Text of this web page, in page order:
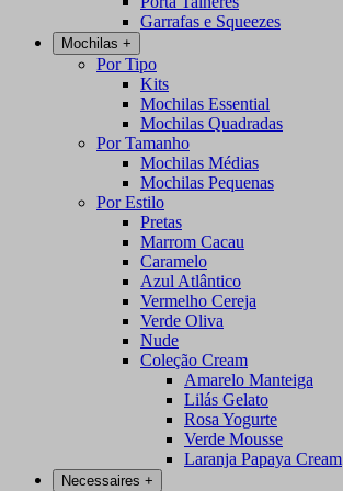
Garrafas e Squeezes
Mochilas +
Por Tipo
Kits
Mochilas Essential
Mochilas Quadradas
Por Tamanho
Mochilas Médias
Mochilas Pequenas
Por Estilo
Pretas
Marrom Cacau
Caramelo
Azul Atlântico
Vermelho Cereja
Verde Oliva
Nude
Coleção Cream
Amarelo Manteiga
Lilás Gelato
Rosa Yogurte
Verde Mousse
Laranja Papaya Cream
Necessaires +